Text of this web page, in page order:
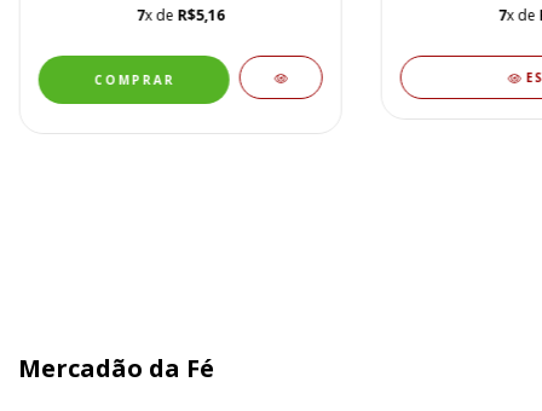
7x de R$5,16 7x de
Mercadão da Fé